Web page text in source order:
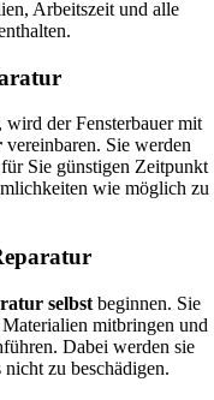
Arbeitszeit und alle
wird der Fensterbauer mit
vereinbaren. Sie werden
Sie günstigen Zeitpunkt
wie möglich zu
selbstbeginnen. Sie
mitbringen und
Dabei werden sie
zu beschädigen.